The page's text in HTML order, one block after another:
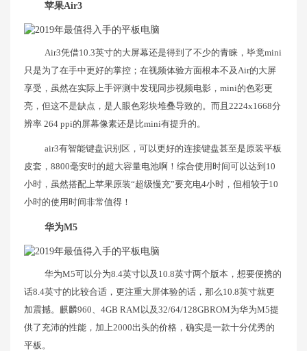
苹果Air3
Air3凭借10.3英寸的大屏幕还是得到了不少的青睐，毕竟mini
只是为了在手中更好的掌控；在视频体验方面根本不及Air的大屏
享受，虽然在实际上手评测中发现同步视频电影，mini的色彩更
亮，但这不是缺点，是人眼色彩块堆叠导致的。而且2224x1668分
辨率 264 ppi的屏幕像素还是比mini有提升的。
air3有智能键盘识别区，可以更好的连接键盘甚至是原装平板
皮套，8800毫安时的超大容量电池啊！综合使用时间可以达到10
小时，虽然搭配上苹果原装“超级慢充”要充电4小时，但相较于10
小时的使用时间非常值得！
华为M5
华为M5可以分为8.4英寸以及10.8英寸两个版本，想要便携的
话8.4英寸的比较合适，更注重大屏体验的话，那么10.8英寸就更
加震撼。麒麟960、4GB RAM以及32/64/128GBROM为华为M5提
供了充沛的性能，加上2000出头的价格，确实是一款十分优秀的
平板。